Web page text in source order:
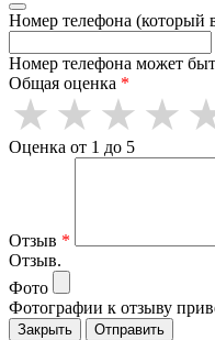
Номер телефона (который
Номер телефона может
Общая оценка *
Оценка от 1 до 5
Отзыв *
Отзыв.
Фото
Фотографии к отзыву
Закрыть Отправить